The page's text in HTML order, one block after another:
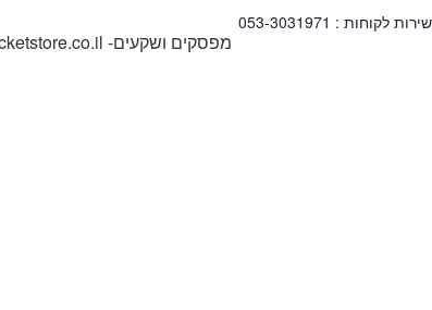
שירות לקוחות : 053-3031971
socketstore.co.il -מפסקים ושקעים